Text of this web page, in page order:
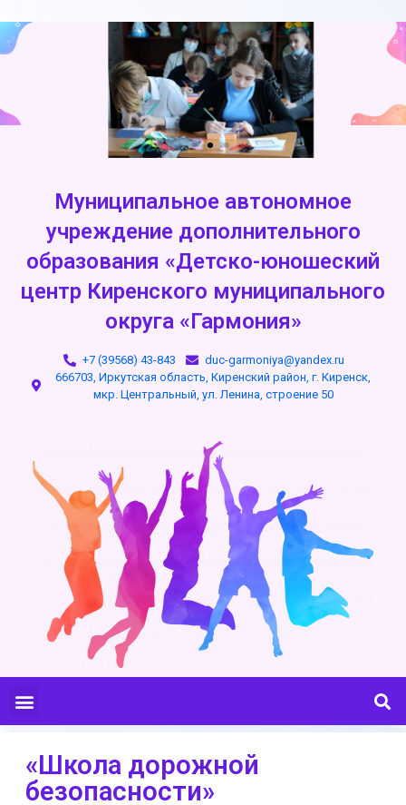
Муниципальное автономное
учреждение дополнительного
образования «Детско-юношеский
центр Киренского муниципального
округа «Гармония»
+7 (39568) 43-843
duc-garmoniya@yandex.ru
666703, Иркутская область, Киренский район, г. Киренск,
мкр. Центральный, ул. Ленина, строение 50
«Школа дорожной
безопасности»